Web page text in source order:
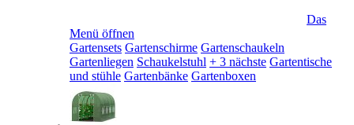
Das
Menü öffnen
Gartensets Gartenschirme Gartenschaukeln
Gartenliegen Schaukelstuhl + 3 nächste Gartentische
und stühle Gartenbänke Gartenboxen